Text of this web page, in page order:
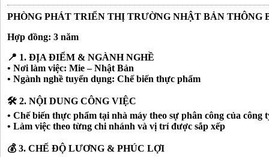
PHÒNG PHÁT TRIỂN THỊ TRƯỜNG NHẬT BẢN THÔNG
Hợp đồng: 3 năm
📍 1. ĐỊA ĐIỂM & NGÀNH NGHỀ
• Nơi làm việc: Mie – Nhật Bản
• Ngành nghề tuyển dụng: Chế biến thực phẩm
🛠️ 2. NỘI DUNG CÔNG VIỆC
• Chế biến thực phẩm tại nhà máy theo sự phân công của công
• Làm việc theo từng chi nhánh và vị trí được sắp xếp
💰 3. CHẾ ĐỘ LƯƠNG & PHÚC LỢI